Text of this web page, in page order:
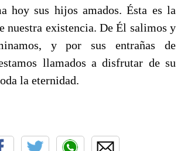
hoy sus hijos amados. Ésta es la
nuestra existencia. De Él salimos y
y por sus entrañas de
llamados a disfrutar de su
la eternidad.